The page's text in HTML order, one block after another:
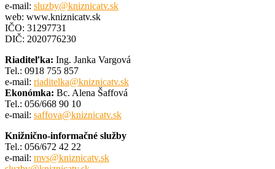
e-mail: sluzby@kniznicatv.sk
web: www.kniznicatv.sk
IČO: 31297731
DIČ: 2020776230
Riaditeľka: Ing. Janka Vargová
Tel.: 0918 755 857
e-mail: riaditelka@kniznicatv.sk
Ekonómka: Bc. Alena Šaffová
Tel.: 056/668 90 10
e-mail: saffova@kniznicatv.sk
Knižnično-informačné služby
Tel.: 056/672 42 22
e-mail: mvs@kniznicatv.sk